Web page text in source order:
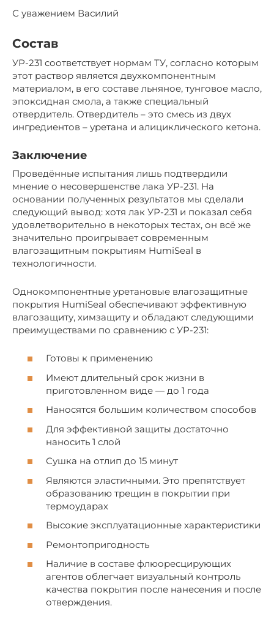
С уважением Василий
Состав
УР-231 соответствует нормам ТУ, согласно которым
этот раствор является двухкомпонентным
материалом, в его составе льняное, тунговое масло,
эпоксидная смола, а также специальный
отвердитель. Отвердитель – это смесь из двух
ингредиентов – уретана и алициклического кетона.
Заключение
Проведённые испытания лишь подтвердили
мнение о несовершенстве лака УР-231. На
основании полученных результатов мы сделали
следующий вывод: хотя лак УР-231 и показал себя
удовлетворительно в некоторых тестах, он всё же
значительно проигрывает современным
влагозащитным покрытиям HumiSeal в
технологичности.
Однокомпонентные уретановые влагозащитные
покрытия HumiSeal обеспечивают эффективную
влагозащиту, химзащиту и обладают следующими
преимуществами по сравнению с УР-231:
Готовы к применению
Имеют длительный срок жизни в
приготовленном виде — до 1 года
Наносятся большим количеством способов
Для эффективной защиты достаточно
наносить 1 слой
Сушка на отлип до 15 минут
Являются эластичными. Это препятствует
образованию трещин в покрытии при
термоударах
Высокие эксплуатационные характеристики
Ремонтопригодность
Наличие в составе флюоресцирующих
агентов облегчает визуальный контроль
качества покрытия после нанесения и после
отверждения.